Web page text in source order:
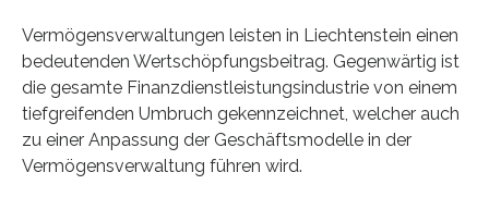
Vermögensverwaltungen leisten in Liechtenstein einen
bedeutenden Wertschöpfungsbeitrag. Gegenwärtig ist
die gesamte Finanzdienstleistungsindustrie von einem
tiefgreifenden Umbruch gekennzeichnet, welcher auch
zu einer Anpassung der Geschäftsmodelle in der
Vermögensverwaltung führen wird.